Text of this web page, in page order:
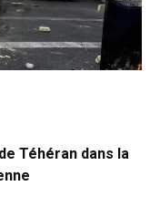
Téhéran dans la